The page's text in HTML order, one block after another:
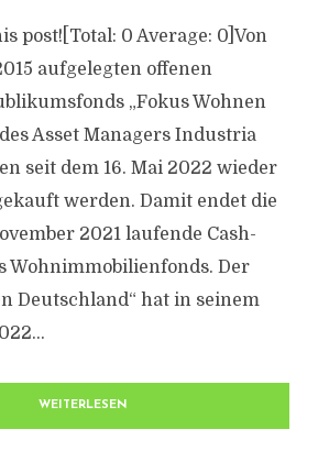
post![Total: 0 Average: 0]Von
aufgelegten offenen
„Fokus Wohnen
Asset Managers Industria
seit dem 16. Mai 2022 wieder
werden. Damit endet die
2021 laufende Cash-
Wohnimmobilienfonds. Der
Deutschland“ hat in seinem
WEITERLESEN